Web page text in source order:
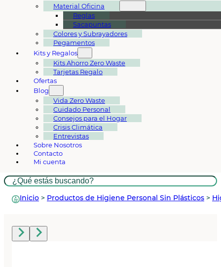
Material Oficina
Reglas
Sacapuntas
Colores y Subrayadores
Pegamentos
Kits y Regalos
Kits Ahorro Zero Waste
Tarjetas Regalo
Ofertas
Blog
Vida Zero Waste
Cuidado Personal
Consejos para el Hogar
Crisis Climática
Entrevistas
Sobre Nosotros
Contacto
Mi cuenta
Buscar
Inicio > Productos de Higiene Personal Sin Plásticos >